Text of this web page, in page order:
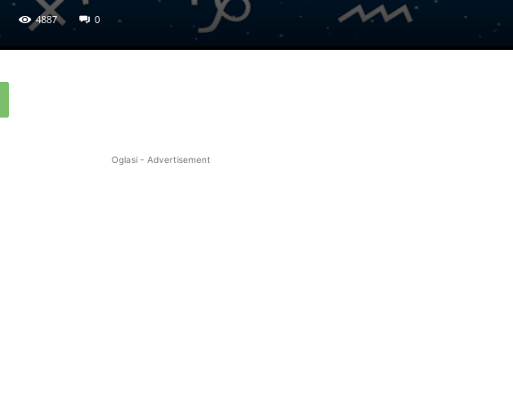
4887 0
Oglasi - Advertisement